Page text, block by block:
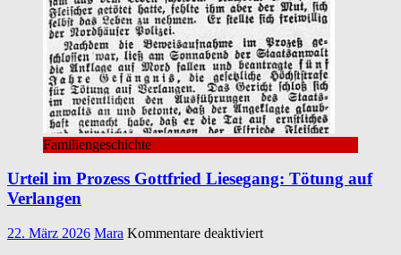
Familiengeschichte
Urteil im Prozess Gottfried Liesegang: Tötung auf
Verlangen
22. März 2026 Mara Kommentare deaktiviertfür